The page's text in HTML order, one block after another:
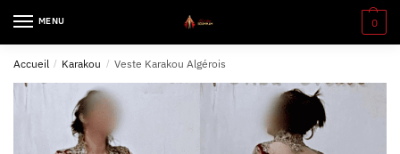
MENU 0
Accueil / Karakou / Veste Karakou Algérois